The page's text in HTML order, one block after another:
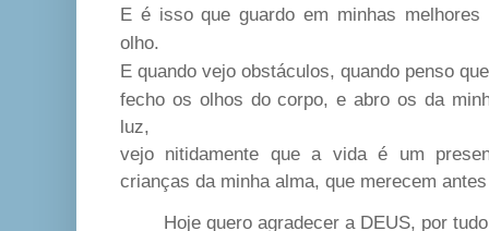
E é isso que guardo em minhas
olho.
E quando vejo obstáculos, quando penso
fecho os olhos do corpo, e abro os da
luz,
vejo nitidamente que a vida é um
crianças da minha alma, que merecem
Hoje quero agradecer a DEUS, por